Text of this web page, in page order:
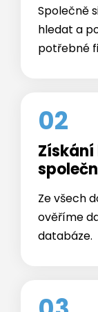
potřebné
Ze všech
ověříme
databáze.
Dodání